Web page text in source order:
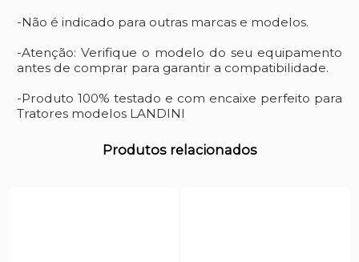
-Não é indicado para outras marcas e modelos.
-Atenção: Verifique o modelo do seu equipamento
antes de comprar para garantir a compatibilidade.
-Produto 100% testado e com encaixe perfeito para
Tratores modelos LANDINI
Produtos relacionados